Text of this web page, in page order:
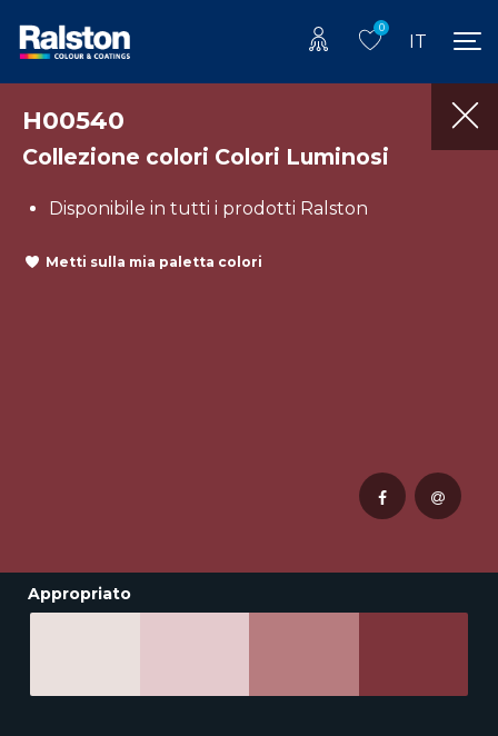
0
IT
H00540
Collezione colori Colori Luminosi
Disponibile in tutti i prodotti Ralston
Metti sulla mia paletta colori
Appropriato